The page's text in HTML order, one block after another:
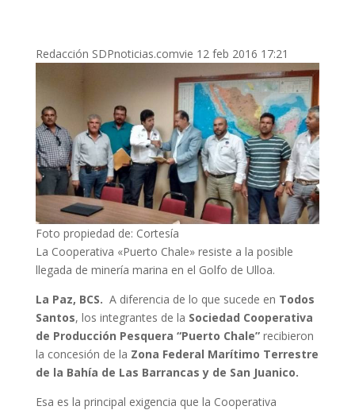
Redacción SDPnoticias.comvie 12 feb 2016 17:21
Foto propiedad de: Cortesía
La Cooperativa «Puerto Chale» resiste a la posible
llegada de minería marina en el Golfo de Ulloa.
La Paz, BCS. A diferencia de lo que sucede en Todos
Santos, los integrantes de la Sociedad Cooperativa
de Producción Pesquera “Puerto Chale”recibieron
la concesión de la Zona Federal Marítimo Terrestre
de la Bahía de Las Barrancas y de San Juanico.
Esa es la principal exigencia que la Cooperativa